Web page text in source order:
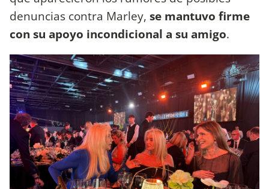
denuncias contra Marley, se mantuvo firme
con su apoyo incondicional a su amigo.